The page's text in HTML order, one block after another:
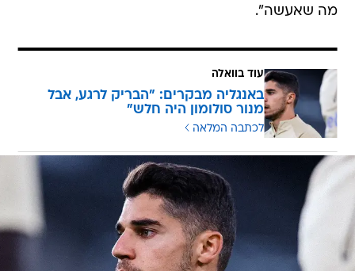
מה שאעשה".
עוד בוואלה
באנגליה מבקרים: "הבריק לרגע, אבל
מנור סולומון היה חלש"
לכתבה המלאה